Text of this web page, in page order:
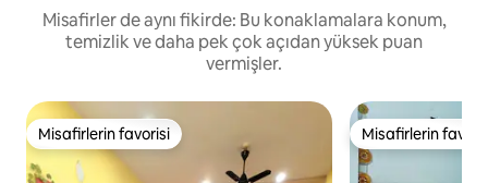
Misafirler de aynı fikirde: Bu konaklamalara konum,
temizlik ve daha pek çok açıdan yüksek puan
vermişler.
Misafirlerin favorisi
Misafirlerin favorisi Misafirlerin
Misafirlerin